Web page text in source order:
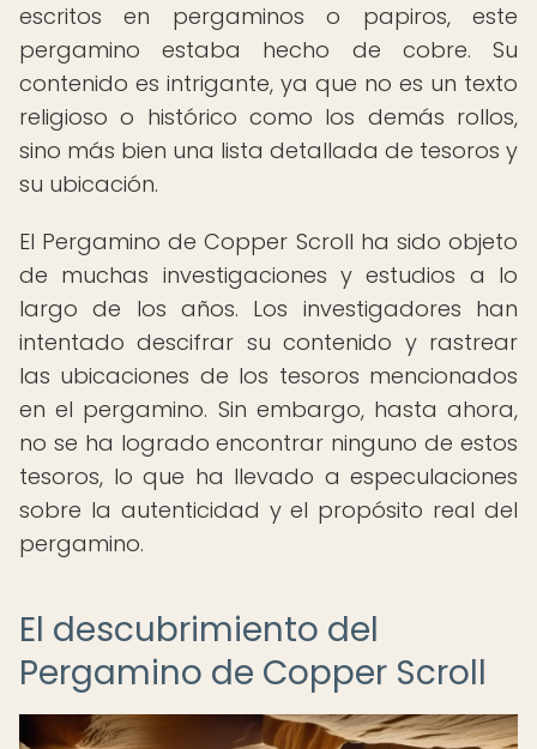
escritos en pergaminos o papiros, este
pergamino estaba hecho de cobre. Su
contenido es intrigante, ya que no es un texto
religioso o histórico como los demás rollos,
sino más bien una lista detallada de tesoros y
su ubicación.
El Pergamino de Copper Scroll ha sido objeto
de muchas investigaciones y estudios a lo
largo de los años. Los investigadores han
intentado descifrar su contenido y rastrear
las ubicaciones de los tesoros mencionados
en el pergamino. Sin embargo, hasta ahora,
no se ha logrado encontrar ninguno de estos
tesoros, lo que ha llevado a especulaciones
sobre la autenticidad y el propósito real del
pergamino.
El descubrimiento del
Pergamino de Copper Scroll